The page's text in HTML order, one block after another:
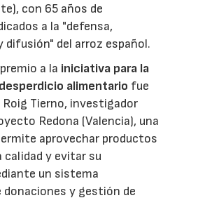
con 65 años de
a la "defensa,
del arroz español.
a la iniciativa para la
alimentario fue
Tierno, investigador
Redona (Valencia), una
aprovechar productos
y evitar su
un sistema
donaciones y gestión de